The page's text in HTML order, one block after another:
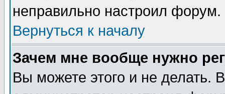
неправильно настроил форум.
Вернуться к началу
Зачем мне вообще нужно
Вы можете этого и не делать.